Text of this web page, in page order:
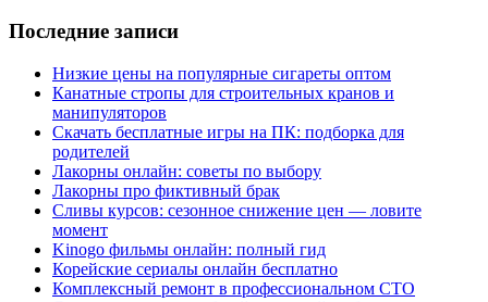
Последние записи
Низкие цены на популярные сигареты оптом
Канатные стропы для строительных кранов и
манипуляторов
Скачать бесплатные игры на ПК: подборка для
родителей
Лакорны онлайн: советы по выбору
Лакорны про фиктивный брак
Сливы курсов: сезонное снижение цен — ловите
момент
Kinogo фильмы онлайн: полный гид
Корейские сериалы онлайн бесплатно
Комплексный ремонт в профессиональном СТО